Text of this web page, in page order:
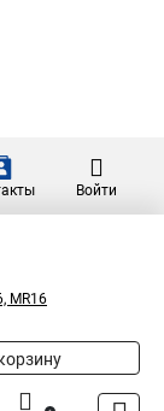
Войти
MR16